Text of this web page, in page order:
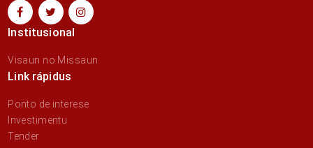
Institusional
Visaun no Missaun
Link rápidus
Ponto de interese
Investimentu
Tender